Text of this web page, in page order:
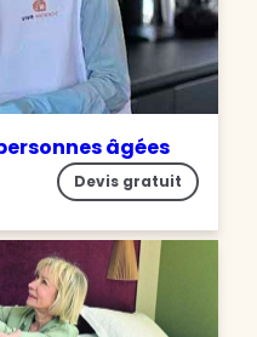
âgées
Devis gratuit